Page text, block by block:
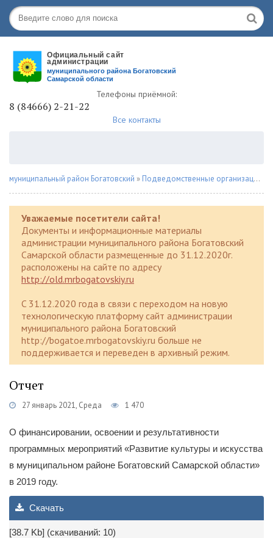
Телефоны приёмной:
8 (84666) 2-21-22
Все контакты
муниципальный район Богатовский » Подведомственные организации
Уважаемые посетители сайта!
Документы и информационные материалы
администрации муниципального района Богатовский
Самарской области размещенные до 31.12.2020г.
расположены на сайте по адресу
http://old.mrbogatovskiy.ru
C 31.12.2020 года в связи с переходом на новую
технологическую платформу сайт администрации
муниципального района Богатовский
http://bogatoe.mrbogatovskiy.ru больше не
поддерживается и переведен в архивный режим.
Отчет
27 январь 2021, Среда 1 470
О финансировании, освоении и результативности
программных мероприятий «Развитие культуры и искусства
в муниципальном районе Богатовский Самарской области»
в 2019 году.
Скачать
[38.7 Kb] (cкачиваний: 10)